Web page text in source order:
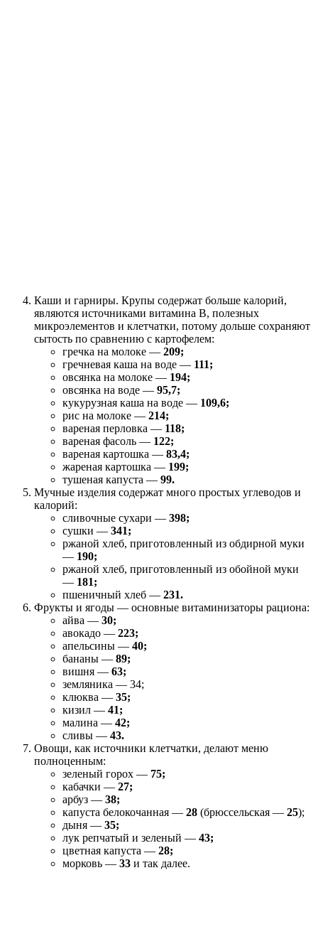
Каши и гарниры. Крупы содержат больше калорий,
являются источниками витамина В, полезных
микроэлементов и клетчатки, потому дольше сохраняют
сытость по сравнению с картофелем:
гречка на молоке — 209;
гречневая каша на воде — 111;
овсянка на молоке — 194;
овсянка на воде — 95,7;
кукурузная каша на воде — 109,6;
рис на молоке — 214;
вареная перловка — 118;
вареная фасоль — 122;
вареная картошка — 83,4;
жареная картошка — 199;
тушеная капуста — 99.
Мучные изделия содержат много простых углеводов и
калорий:
сливочные сухари — 398;
сушки — 341;
ржаной хлеб, приготовленный из обдирной муки
— 190;
ржаной хлеб, приготовленный из обойной муки
— 181;
пшеничный хлеб — 231.
Фрукты и ягоды — основные витаминизаторы рациона:
айва — 30;
авокадо — 223;
апельсины — 40;
бананы — 89;
вишня — 63;
земляника — 34;
клюква — 35;
кизил — 41;
малина — 42;
сливы — 43.
Овощи, как источники клетчатки, делают меню
полноценным:
зеленый горох — 75;
кабачки — 27;
арбуз — 38;
капуста белокочанная — 28 (брюссельская — 25);
дыня — 35;
лук репчатый и зеленый — 43;
цветная капуста — 28;
морковь — 33 и так далее.